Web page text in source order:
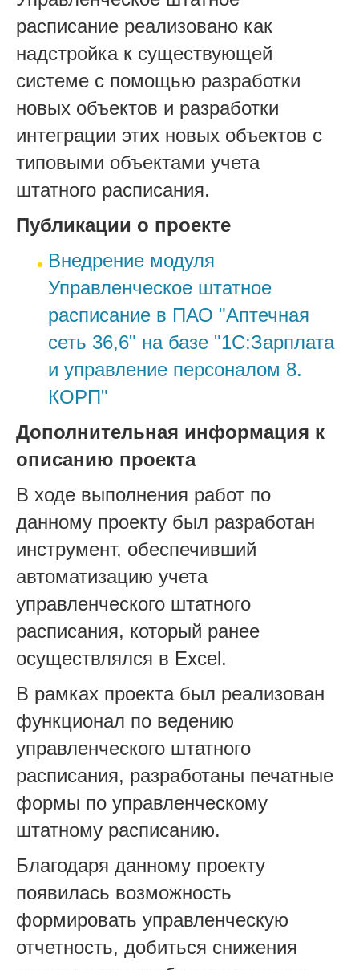
расписание реализовано как
надстройка к существующей
системе с помощью разработки
новых объектов и разработки
интеграции этих новых объектов с
типовыми объектами учета
штатного расписания.
Публикации о проекте
Внедрение модуля
Управленческое штатное
расписание в ПАО "Аптечная
сеть 36,6" на базе "1С:Зарплата
и управление персоналом 8.
КОРП"
Дополнительная информация к
описанию проекта
В ходе выполнения работ по
данному проекту был разработан
инструмент, обеспечивший
автоматизацию учета
управленческого штатного
расписания, который ранее
осуществлялся в Excel.
В рамках проекта был реализован
функционал по ведению
управленческого штатного
расписания, разработаны печатные
формы по управленческому
штатному расписанию.
Благодаря данному проекту
появилась возможность
формировать управленческую
отчетность, добиться снижения